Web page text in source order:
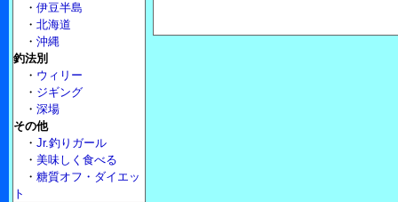
・ 伊豆半島
・ 北海道
・ 沖縄
釣法別
・ ウィリー
・ ジギング
・ 深場
その他
・ Jr.釣りガール
・ 美味しく食べる
・ 糖質オフ・ダイエッ
ト